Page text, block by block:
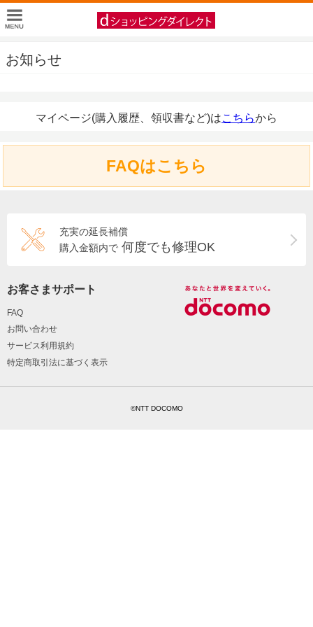
お知らせ
マイページ(購入履歴、領収書など)はこちらから
FAQはこちら
充実の延長補償
購入金額内で 何度でも修理OK
お客さまサポート
FAQ
お問い合わせ
サービス利用規約
特定商取引法に基づく表示
©NTT DOCOMO